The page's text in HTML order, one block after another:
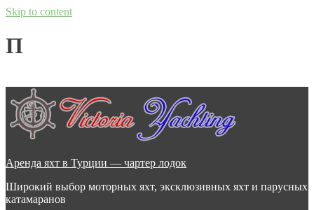
Skip to content
Аренда яхт в Турции — чартер лодок
Широкий выбор моторных яхт, эксклюзивных яхт и парусных
катамаранов